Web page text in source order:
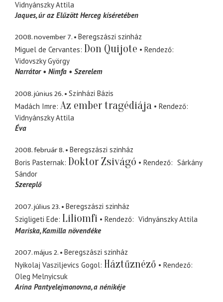
Vidnyánszky Attila
Jaques úr az Elűzött Herceg kíséretében
2008. november 7.
Beregszászi szinház
Miguel de Cervantes Don Quijote
Rendező
Vidovszky György
Narrátor
Nimfa Szerelem
2008. június 26.
Színházi Bázis
Madách Imre Az ember tragédiája
Rendező
Vidnyánszky Attila
Éva
2008. február 8.
Beregszászi szinház
Boris Pasternak Doktor Zsivágó Rendező
Sárkány
Sándor
Szereplő
2007. július 23.
Beregszászi szinház
Szigligeti Ede Liliomfi Rendező
Vidnyánszky Attila
Mariska Kamilla növendéke
2007. május 2.
Beregszászi szinház
Nyikolaj Vasziljevics Gogol Háztűznéző
Rendező
Oleg Melnyicsuk
Arina Pantyelejmonovna a nénikéje